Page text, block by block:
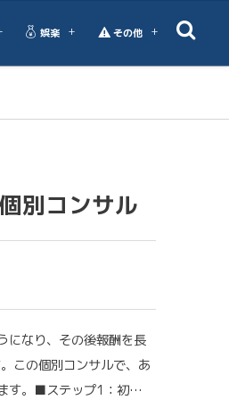
娯楽 その他
別コンサル
になり、その後報酬を長
この個別コンサルで、あ
す。■ステップ1：初…